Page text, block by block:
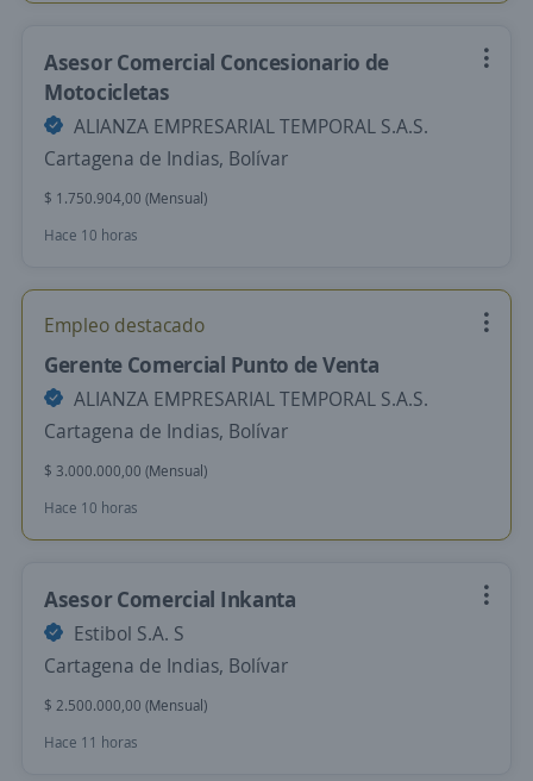
Asesor Comercial Concesionario de
Motocicletas
ALIANZA EMPRESARIAL TEMPORAL S.A.S.
Cartagena de Indias, Bolívar
$ 1.750.904,00 (Mensual)
Hace 10 horas
Empleo destacado
Gerente Comercial Punto de Venta
ALIANZA EMPRESARIAL TEMPORAL S.A.S.
Cartagena de Indias, Bolívar
$ 3.000.000,00 (Mensual)
Hace 10 horas
Asesor Comercial Inkanta
Estibol S.A. S
Cartagena de Indias, Bolívar
$ 2.500.000,00 (Mensual)
Hace 11 horas